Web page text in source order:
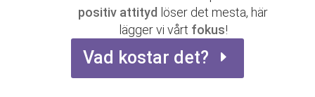
positiv attityd löser det mesta, här
lägger vi vårt fokus!
Vad kostar det?